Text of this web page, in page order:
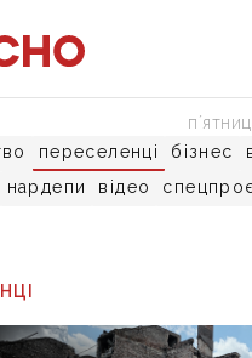
переселенці бізнес
нардепи відео